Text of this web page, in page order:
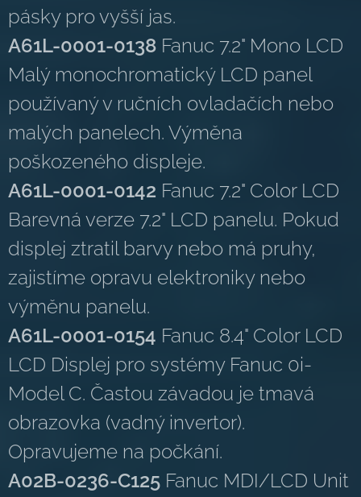
pásky pro vyšší jas.
A61L-0001-0138 Fanuc 7.2" Mono LCD
Malý monochromatický LCD panel
používaný v ručních ovladačích nebo
malých panelech. Výměna
poškozeného displeje.
A61L-0001-0142 Fanuc 7.2" Color LCD
Barevná verze 7.2" LCD panelu. Pokud
displej ztratil barvy nebo má pruhy,
zajistíme opravu elektroniky nebo
výměnu panelu.
A61L-0001-0154 Fanuc 8.4" Color LCD
LCD Displej pro systémy Fanuc 0i-
Model C. Častou závadou je tmavá
obrazovka (vadný invertor).
Opravujeme na počkání.
A02B-0236-C125 Fanuc MDI/LCD Unit